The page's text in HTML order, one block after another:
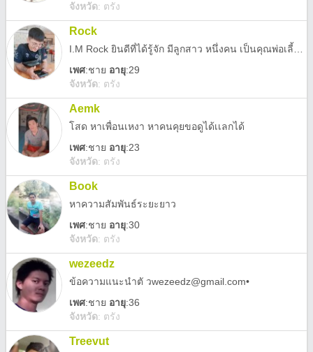
จังหวัด: ตรัง
Rock
เพศ:ชาย อายุ:29
จังหวัด: ตรัง
Aemk
โสด หาเพื่อนเหงา หาคนคุยขอดูได้เเลกได้
เพศ:ชาย อายุ:23
จังหวัด: ตรัง
Book
หาความสัมพันธ์ระยะยาว
เพศ:ชาย อายุ:30
จังหวัด: ตรัง
wezeedz
ข้อความแนะนำตั วwezeedz@gmail.com•
เพศ:ชาย อายุ:36
จังหวัด: ตรัง
Treevut